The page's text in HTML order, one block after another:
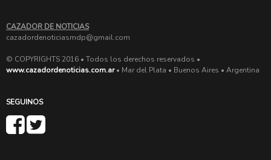
CAZADOR DE NOTICIAS
cazadordenoticiasmdp@gmail.com
© COPYRIGHTS 2016 • Todos los derechos reservados •
www.cazadordenoticias.com.ar• Mar del Plata • Buenos Aires • Argentina
SEGUINOS